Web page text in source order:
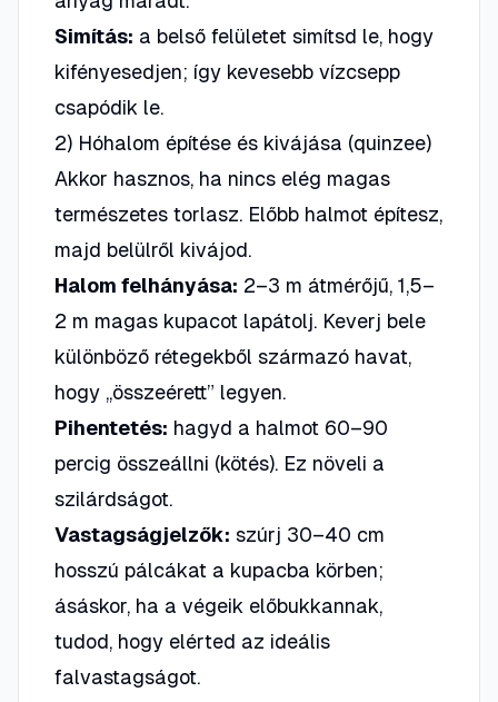
Simítás: a belső felületet simítsd le, hogy
kifényesedjen; így kevesebb vízcsepp
csapódik le.
2) Hóhalom építése és kivájása (quinzee)
Akkor hasznos, ha nincs elég magas
természetes torlasz. Előbb halmot építesz,
majd belülről kivájod.
Halom felhányása: 2–3 m átmérőjű, 1,5–
2 m magas kupacot lapátolj. Keverj bele
különböző rétegekből származó havat,
hogy „összeérett” legyen.
Pihentetés: hagyd a halmot 60–90
percig összeállni (kötés). Ez növeli a
szilárdságot.
Vastagságjelzők: szúrj 30–40 cm
hosszú pálcákat a kupacba körben;
ásáskor, ha a végeik előbukkannak,
tudod, hogy elérted az ideális
falvastagságot.